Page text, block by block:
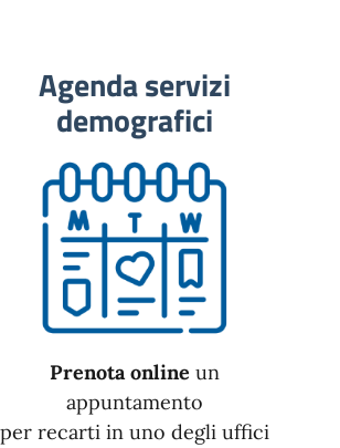
Agenda servizi
demografici
Prenota online un
appuntamento
per recarti in uno degli uffici